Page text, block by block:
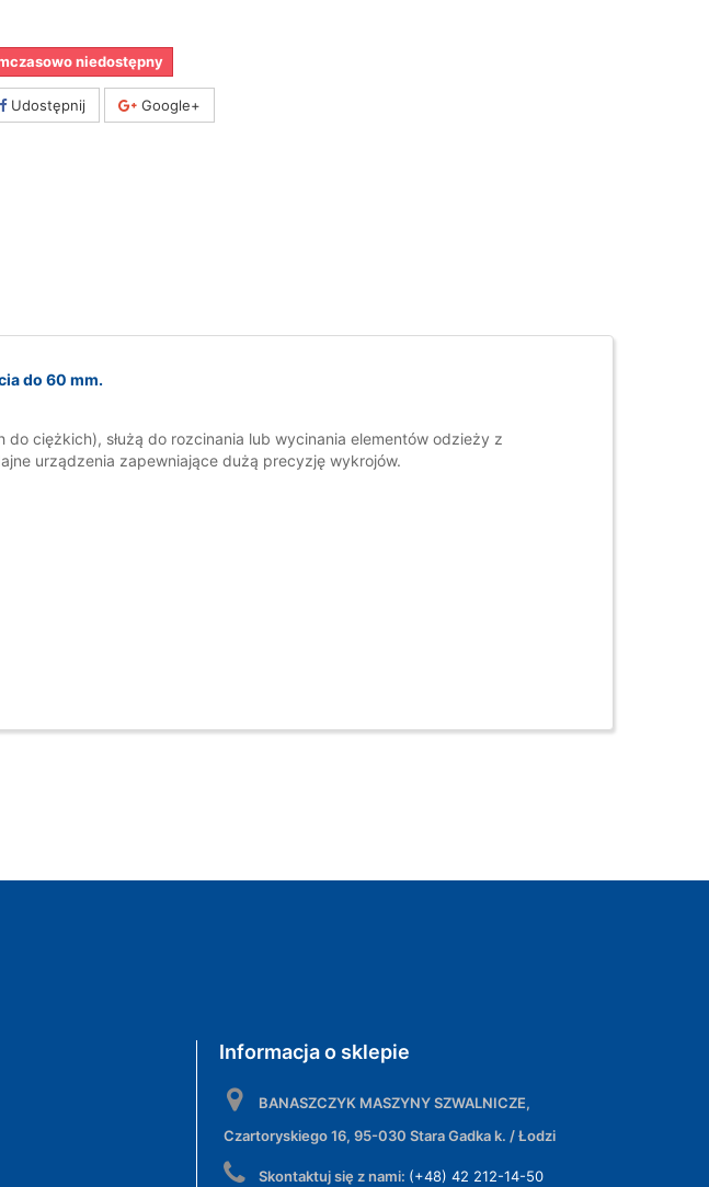
niedostępny
Udostępnij Google+
do 60 mm.
ciężkich), służą do rozcinania lub wycinania elementów odzieży z
urządzenia zapewniające dużą precyzję wykrojów.
Informacja o sklepie
BANASZCZYK MASZYNY SZWALNICZE,
Czartoryskiego 16, 95-030 Stara Gadka k. / Łodzi
Skontaktuj się z nami: (+48) 42 212-14-50